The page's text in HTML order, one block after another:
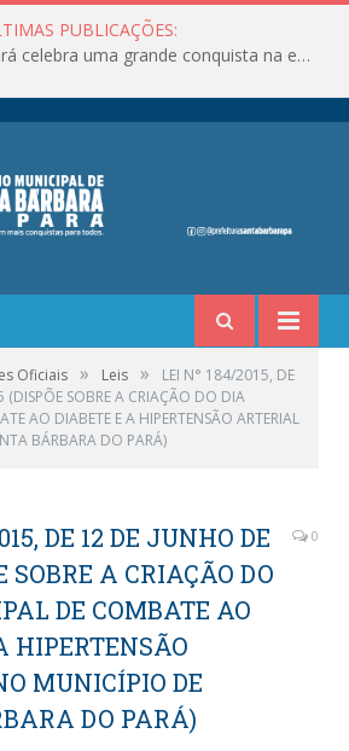
PUBLICAÇÕES:
Santa Bárbara do Pará celebra uma grande conquista na educação!
Oficiais » Leis »
LEI N° 184/2015, DE
SOBRE A CRIAÇÃO DO DIA
AO DIABETE E A HIPERTENSÃO ARTERIAL
BÁRBARA DO PARÁ)
DE 12 DE JUNHO DE
SOBRE A CRIAÇÃO DO
DE COMBATE AO
HIPERTENSÃO
MUNICÍPIO DE
DO PARÁ)
0